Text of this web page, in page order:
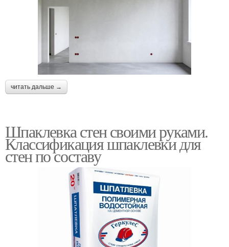
читать дальше →
Шпаклевка стен своими руками.
Классификация шпаклевки для
стен по составу